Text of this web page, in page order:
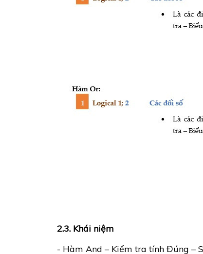
2.3. Khái niệm
- Hàm And – Kiểm tra tính Đúng –